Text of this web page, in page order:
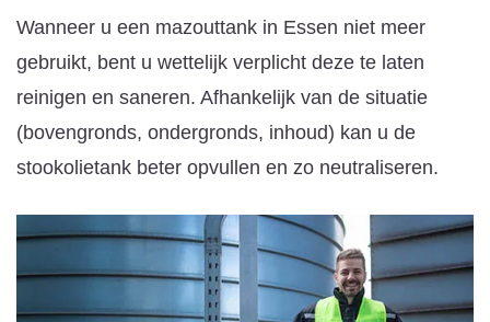
Wanneer u een mazouttank in Essen niet meer
gebruikt, bent u wettelijk verplicht deze te laten
reinigen en saneren. Afhankelijk van de situatie
(bovengronds, ondergronds, inhoud) kan u de
stookolietank beter opvullen en zo neutraliseren.